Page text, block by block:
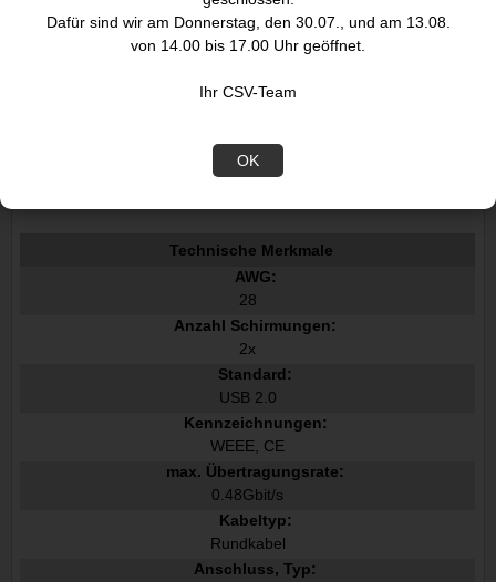
Dafür sind wir am Donnerstag, den 30.07., und am 13.08.
von 14.00 bis 17.00 Uhr geöffnet.
Ihr CSV-Team
OK
1m USB-C Supersoftes Textilkabel
Technische Merkmale
AWG:
28
Anzahl Schirmungen:
2x
Standard:
USB 2.0
Kennzeichnungen:
WEEE, CE
max. Übertragungsrate:
0.48Gbit/s
Kabeltyp:
Rundkabel
Anschluss, Typ: